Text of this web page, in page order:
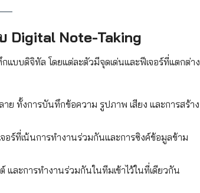
Digital Note-Taking
บบดิจิทัล โดยแต่ละตัวมีจุดเด่นและฟีเจอร์ที่แตกต่าง
ทั้งการบันทึกข้อความ รูปภาพ เสียง และการสร้าง
ร์ที่เน้นการทำงานร่วมกันและการซิงค์ข้อมูลข้าม
ละการทำงานร่วมกันในทีมเข้าไว้ในที่เดียวกัน